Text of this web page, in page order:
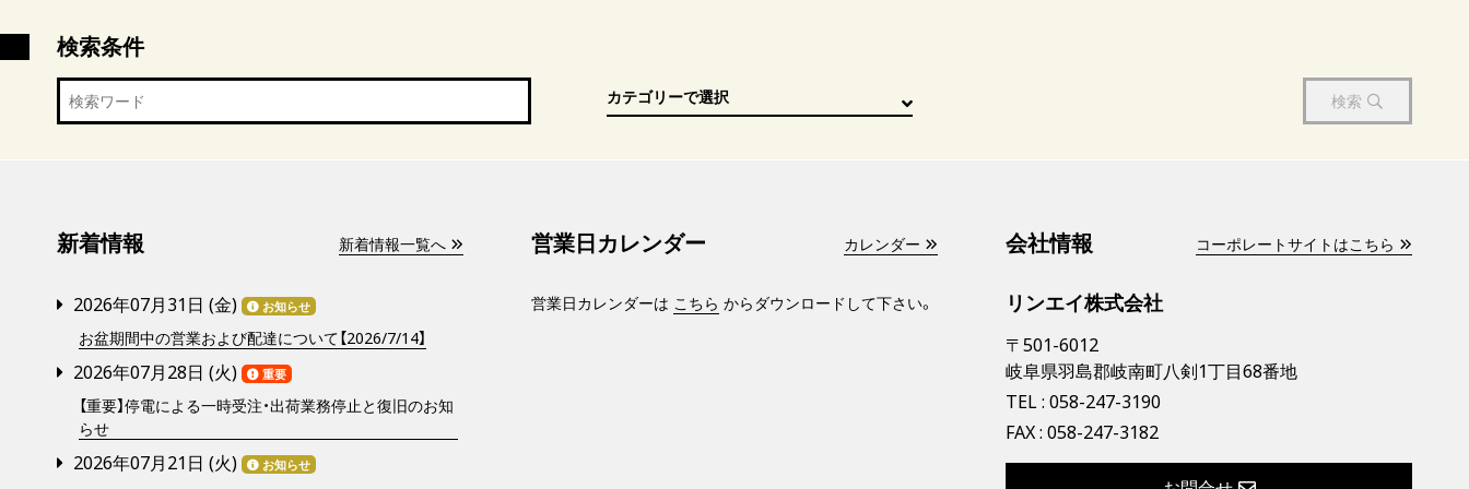
検索条件
検索
新着情報 新着情報一覧へ
2026年07月31日 (金) お知らせ
お盆期間中の営業および配達について【2026/7/14】
2026年07月28日 (火) 重要
【重要】停電による一時受注・出荷業務停止と復旧のお知
らせ
2026年07月21日 (火) お知らせ
営業日カレンダー カレンダー
営業日カレンダーは こちら からダウンロードして下さい。
会社情報 コーポレートサイトはこちら
リンエイ株式会社
〒501-6012
岐阜県羽島郡岐南町八剣1丁目68番地
TEL : 058-247-3190
FAX : 058-247-3182